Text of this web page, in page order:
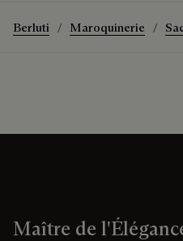
Berluti Maroquinerie
Maître de